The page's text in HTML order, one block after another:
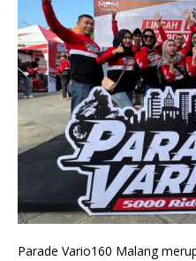
Parade Vario160 Malang